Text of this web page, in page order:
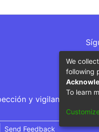
y vigilancia por
Send Feedback
We
following
To learn